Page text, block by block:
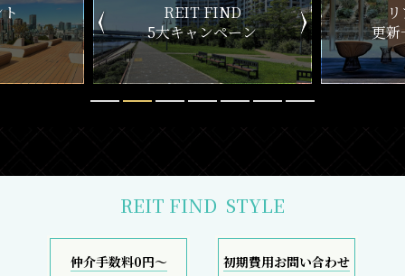
ン
リアルタイム
更新一覧チェック
新
REIT FIND STYLE
仲介手数料0円～ 初期費用お問い合わせ